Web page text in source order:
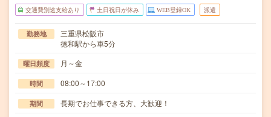
交通費別途支給あり 土日祝日が休み WEB登録OK 派遣
勤務地
三重県松阪市
徳和駅から車5分
曜日頻度 月～金
時間 08:00～17:00
期間 長期でお仕事できる方、大歓迎！